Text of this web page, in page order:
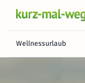
Wellnessurlaub